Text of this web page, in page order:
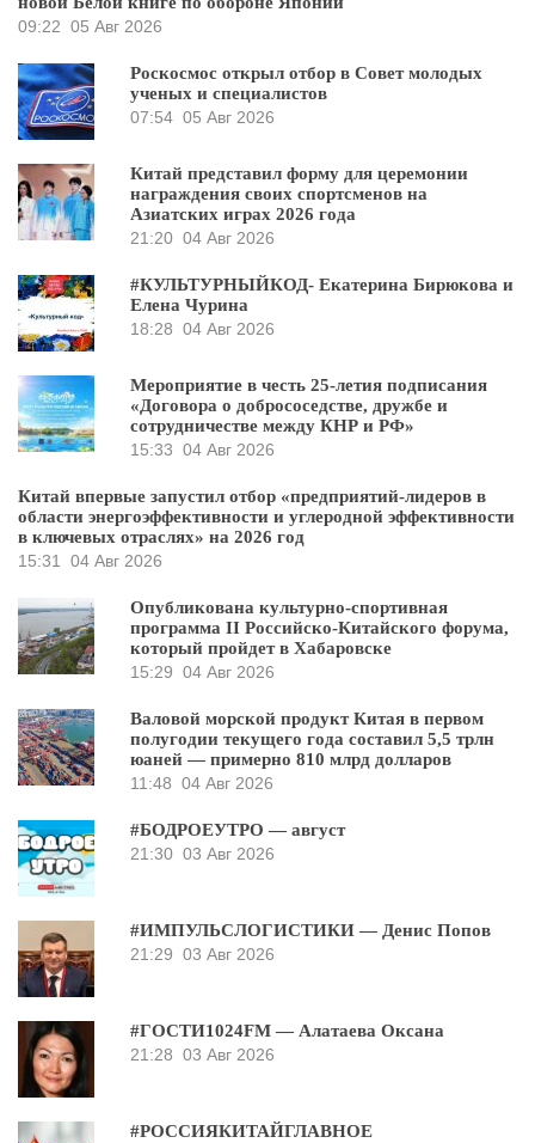
09:22 05 Авг 2026
Роскосмос открыл отбор в Совет молодых
ученых и специалистов
07:54 05 Авг 2026
Китай представил форму для церемонии
награждения своих спортсменов на
Азиатских играх 2026 года
21:20 04 Авг 2026
#КУЛЬТУРНЫЙКОД- Екатерина Бирюкова и
Елена Чурина
18:28 04 Авг 2026
Мероприятие в честь 25-летия подписания
«Договора о добрососедстве, дружбе и
сотрудничестве между КНР и РФ»
15:33 04 Авг 2026
Китай впервые запустил отбор «предприятий-лидеров в
области энергоэффективности и углеродной эффективности
в ключевых отраслях» на 2026 год
15:31 04 Авг 2026
Опубликована культурно-спортивная
программа II Российско-Китайского форума,
который пройдет в Хабаровске
15:29 04 Авг 2026
Валовой морской продукт Китая в первом
полугодии текущего года составил 5,5 трлн
юаней — примерно 810 млрд долларов
11:48 04 Авг 2026
#БОДРОЕУТРО — август
21:30 03 Авг 2026
#ИМПУЛЬСЛОГИСТИКИ — Денис Попов
21:29 03 Авг 2026
#ГОСТИ1024FM — Алатаева Оксана
21:28 03 Авг 2026
#РОССИЯКИТАЙГЛАВНОЕ